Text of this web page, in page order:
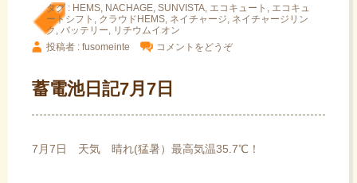
タグ : HEMS, NACHAGE, SUNVISTA, エコキュート , エコキュ
ートシフト , クラウドHEMS, ネイチャージ, ネイチャージリン
ク, バッテリー, リチウムイオン
投稿者 : fusomeinte
コメントをどうぞ
蓄電池日記7月7日
7月7日 天気 晴れ(猛暑）最高気温35.7℃！